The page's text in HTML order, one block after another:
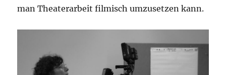
man Theaterarbeit filmisch umzusetzen kann.